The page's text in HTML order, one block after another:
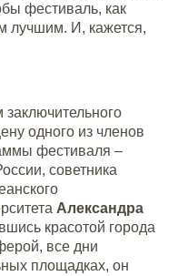
фестиваль, как
лучшим. И, кажется,
одного из членов
фестиваля –
советника
Александра
красотой города
все дни
площадках, он